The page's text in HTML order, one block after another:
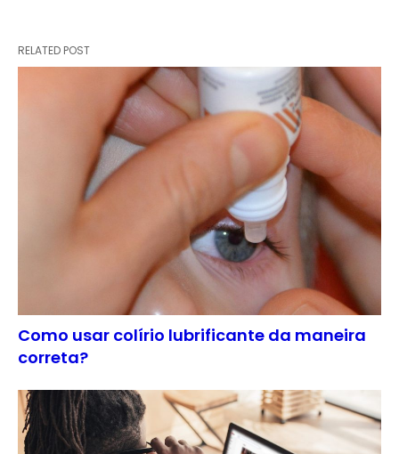
RELATED POST
Como usar colírio lubrificante da maneira
correta?